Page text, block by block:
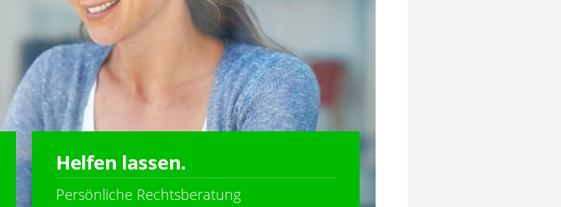
Helfen lassen.
Persönliche Rechtsberatung